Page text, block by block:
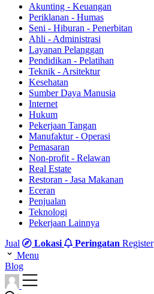
Akunting - Keuangan
Periklanan - Humas
Seni - Hiburan - Penerbitan
Ahli - Administrasi
Layanan Pelanggan
Pendidikan - Pelatihan
Teknik - Arsitektur
Kesehatan
Sumber Daya Manusia
Internet
Hukum
Pekerjaan Tangan
Manufaktur - Operasi
Pemasaran
Non-profit - Relawan
Real Estate
Restoran - Jasa Makanan
Eceran
Penjualan
Teknologi
Pekerjaan Lainnya
Jual
Lokasi Peringatan Register
Menu
Blog